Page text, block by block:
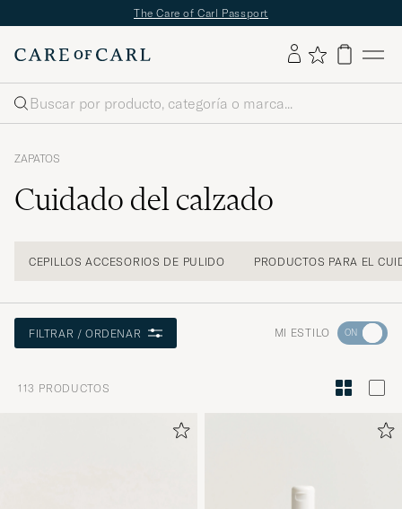
Envío gratuito a partir de 89 € ✔Devoluciones gratuitas
Buscar
ZAPATOS
Cuidado del calzado
CEPILLOS ACCESORIOS DE PULIDO PRODUCTOS PARA EL
FILTRAR / ORDENAR MI ESTILO Ve
113 PRODUCTOS